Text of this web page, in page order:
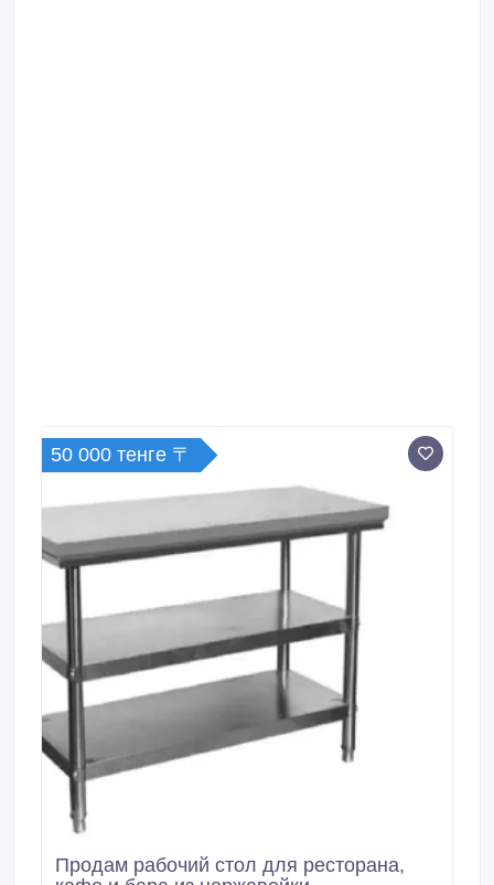
50 000 тенге 〒
Продам рабочий стол для ресторана,